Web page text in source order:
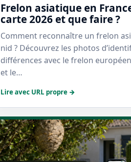
Frelon asiatique en
carte 2026 et que faire ?
Comment reconnaître un frelon
nid ? Découvrez les photos
différences avec le frelon
et le…
Lire avec URL propre →